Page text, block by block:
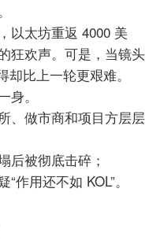
以太坊重返 4000 美
狂欢声。可是，当镜头
比上一轮更艰难。
。
、做市商和项目方层层
后被彻底击碎；
作用还不如 KOL”。